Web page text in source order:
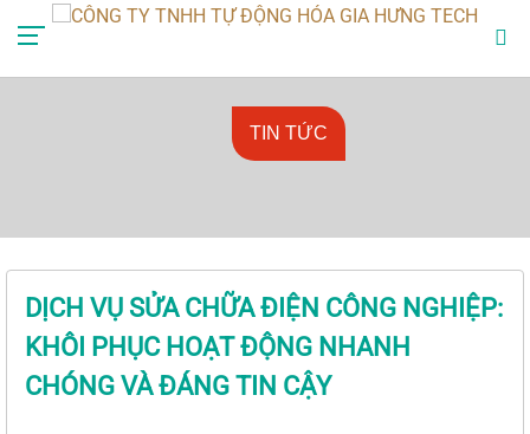
0985888729
TIN TỨC
DỊCH VỤ SỬA CHỮA ĐIỆN CÔNG NGHIỆP:
KHÔI PHỤC HOẠT ĐỘNG NHANH
CHÓNG VÀ ĐÁNG TIN CẬY